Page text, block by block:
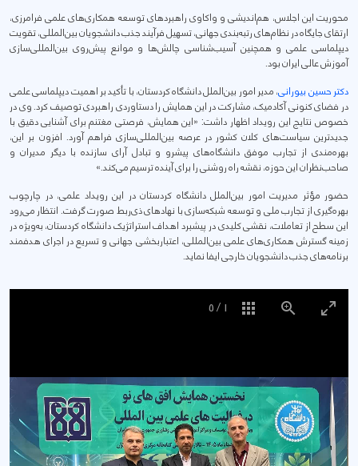
محوریت این اجلاس، هم‌اندیشی و واکاوی راهبردهای توسعه همکاری‌های علمی فرامرزی،
ارتقای جایگاه در نظام‌های رتبه‌بندی جهانی، تسهیل فرآیند جذب دانشجویان بین‌المللی، تقویت
دیپلماسی علمی و همچنین آسیب‌شناسی چالش‌ها و موانع پیش‌روی بین‌المللی‌سازی
آموزش عالی ایران بود.
دکتر حسین بیورانی، مدیر امور بین‌الملل دانشگاه کردستان، با تأکید بر اهمیت دیپلماسی علمی
در فضای کنونی آکادمیک، مشارکت در این همایش را دستاوردی راهبردی توصیف کرد. وی در
خصوص نتایج این رویداد اظهار داشت: «این همایش، فرصتی مغتنم برای آشنایی دقیق با
جدیدترین سیاست‌های کلان کشور در عرصه بین‌المللی‌سازی فراهم آورد. افزون بر این،
بهره‌مندی از تجارب موفق دانشگاه‌های پیشرو و تبادل آرای سازنده با دیگر مدیران و
صاحب‌نظران این حوزه، نقشه راه روشنی را برای آینده ترسیم می‌کند.»
حضور مؤثر مدیریت امور بین‌الملل دانشگاه کردستان در این رویداد علمی، در چارچوب
بهره‌گیری از تجارب ملی و توسعه شبکه‌سازی با نهادهای ذی‌ربط صورت گرفت. انتظار می‌رود
این سطح از تعاملات، نقشی کلیدی در پیشبرد اهداف استراتژیک دانشگاه کردستان، به‌ویژه در
زمینه گسترش همکاری‌های علمی بین‌المللی، اعتباربخشی جهانی و تسریع در اجرای هدفمند
برنامه‌های جذب دانشجویان خارجی ایفا نماید.
1
/
5